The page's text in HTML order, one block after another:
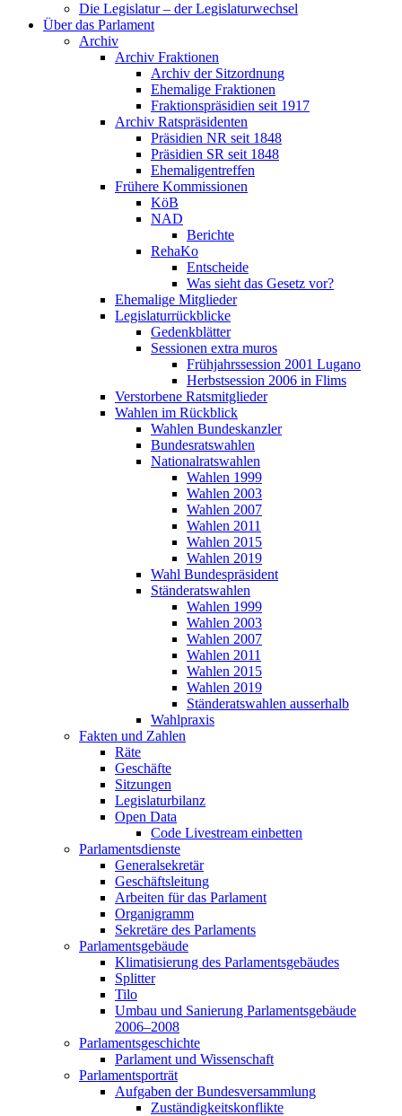
Die Legislatur – der Legislaturwechsel
Über das Parlament
Archiv
Archiv Fraktionen
Archiv der Sitzordnung
Ehemalige Fraktionen
Fraktionspräsidien seit 1917
Archiv Ratspräsidenten
Präsidien NR seit 1848
Präsidien SR seit 1848
Ehemaligentreffen
Frühere Kommissionen
KöB
NAD
Berichte
RehaKo
Entscheide
Was sieht das Gesetz vor?
Ehemalige Mitglieder
Legislaturrückblicke
Gedenkblätter
Sessionen extra muros
Frühjahrssession 2001 Lugano
Herbstsession 2006 in Flims
Verstorbene Ratsmitglieder
Wahlen im Rückblick
Wahlen Bundeskanzler
Bundesratswahlen
Nationalratswahlen
Wahlen 1999
Wahlen 2003
Wahlen 2007
Wahlen 2011
Wahlen 2015
Wahlen 2019
Wahl Bundespräsident
Ständeratswahlen
Wahlen 1999
Wahlen 2003
Wahlen 2007
Wahlen 2011
Wahlen 2015
Wahlen 2019
Ständeratswahlen ausserhalb
Wahlpraxis
Fakten und Zahlen
Räte
Geschäfte
Sitzungen
Legislaturbilanz
Open Data
Code Livestream einbetten
Parlamentsdienste
Generalsekretär
Geschäftsleitung
Arbeiten für das Parlament
Organigramm
Sekretäre des Parlaments
Parlamentsgebäude
Klimatisierung des Parlamentsgebäudes
Splitter
Tilo
Umbau und Sanierung Parlamentsgebäude
2006–2008
Parlamentsgeschichte
Parlament und Wissenschaft
Parlamentsporträt
Aufgaben der Bundesversammlung
Zuständigkeitskonflikte